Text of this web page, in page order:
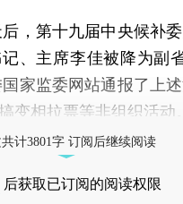
第十九届中央候补委
、主席李佳被降为副
家监委网站通报了上
变相拉票等非组织活动。
计3801字 订阅后继续阅读
后获取已订阅的阅读权限